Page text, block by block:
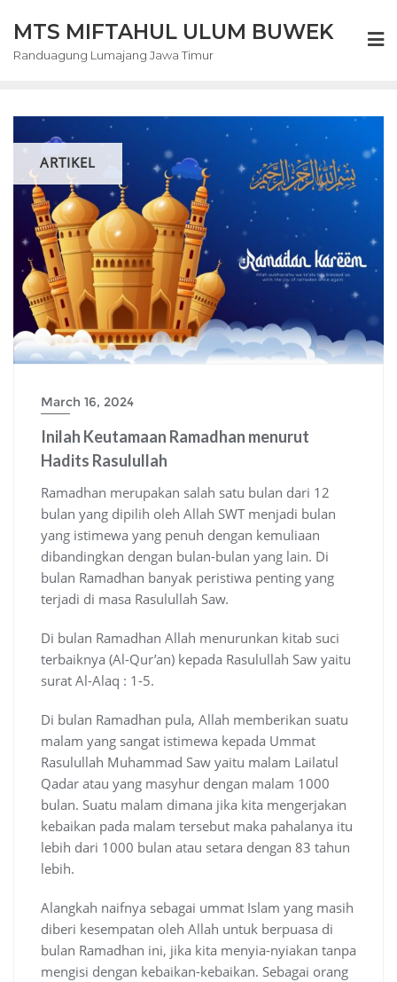
content
MTS MIFTAHUL ULUM BUWEK
Randuagung Lumajang Jawa Timur
ARTIKEL
March 16, 2024
Inilah Keutamaan Ramadhan menurut
Hadits Rasulullah
Ramadhan merupakan salah satu bulan dari 12
bulan yang dipilih oleh Allah SWT menjadi bulan
yang istimewa yang penuh dengan kemuliaan
dibandingkan dengan bulan-bulan yang lain. Di
bulan Ramadhan banyak peristiwa penting yang
terjadi di masa Rasulullah Saw.
Di bulan Ramadhan Allah menurunkan kitab suci
terbaiknya (Al-Qur’an) kepada Rasulullah Saw yaitu
surat Al-Alaq : 1-5.
Di bulan Ramadhan pula, Allah memberikan suatu
malam yang sangat istimewa kepada Ummat
Rasulullah Muhammad Saw yaitu malam Lailatul
Qadar atau yang masyhur dengan malam 1000
bulan. Suatu malam dimana jika kita mengerjakan
kebaikan pada malam tersebut maka pahalanya itu
lebih dari 1000 bulan atau setara dengan 83 tahun
lebih.
Alangkah naifnya sebagai ummat Islam yang masih
diberi kesempatan oleh Allah untuk berpuasa di
bulan Ramadhan ini, jika kita menyia-nyiakan tanpa
mengisi dengan kebaikan-kebaikan. Sebagai orang